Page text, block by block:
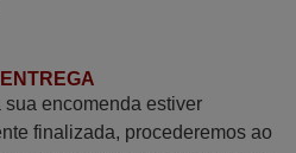
de imediato. 100%. Obrigado
sua encomenda estiver
finalizada, procederemos ao